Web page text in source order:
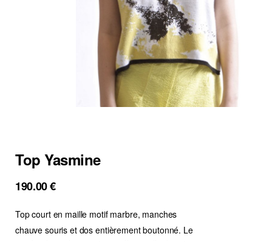
Top Yasmine
190.00€
Top court en maille motif marbre, manches
chauve souris et dos entièrement boutonné. Le